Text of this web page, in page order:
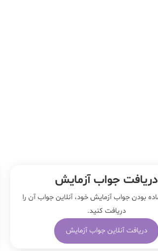
دریافت جواب آزمایش
بودن جواب آزمایش خود، آنلاین جواب‌ آن را
دریافت کنید.
دریافت آنلاین جواب آزمایش